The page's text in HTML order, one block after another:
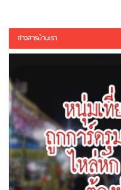
ข่าวสารบ้านเรา